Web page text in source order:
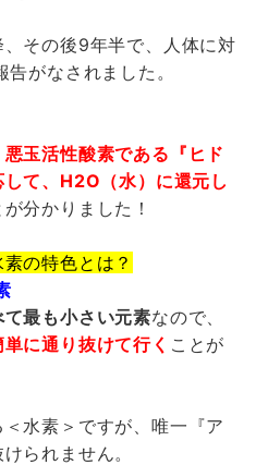
その後9年半で、人体に対
がなされました。
玉活性酸素である『ヒド
て、 H2O （水）に還元し
が分かりました！
の特色とは？
最も小さい元素なので、
に通り抜けて行く ことが
水素＞ですが、唯一『ア
られません。